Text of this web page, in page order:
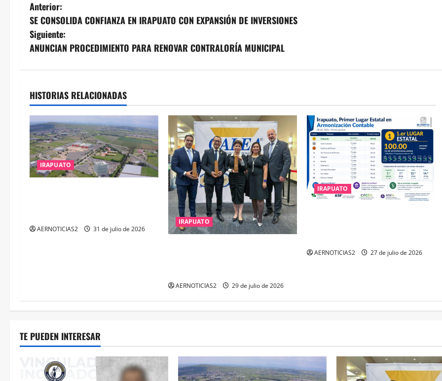
N
a
v
g
a
c
i
ó
e
a
Anterior:
SE CONSOLIDA CONFIANZA EN IRAPUATO CON EXPANSIÓN DE INVERSIONES
Siguiente:
ANUNCIAN PROCEDIMIENTO PARA RENOVAR CONTRALORÍA MUNICIPAL
HISTORIAS RELACIONADAS
IRAPUATO
AERNOTICIAS2 31 de julio de 2026
IRAPUATO
AERNOTICIAS2 29 de julio de 2026
IRAPUATO
AERNOTICIAS2 27 de julio de 2026
TE PUEDEN INTERESAR